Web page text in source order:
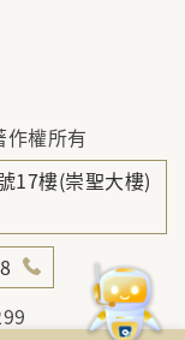
作權所有
17樓(崇聖大樓)